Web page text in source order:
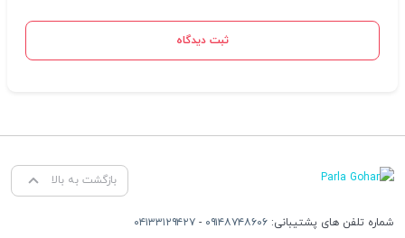
ثبت دیدگاه
بازگشت به بالا
شماره تلفن های پشتیبانی: ۰۹۱۴۸۷۴۸۶۰۶ - ۰۴۱۳۳۱۲۹۴۲۷